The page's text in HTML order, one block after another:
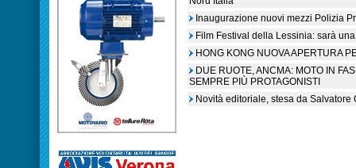
Inaugurazione nuovi mezzi Polizia
Film Festival della Lessinia: sarà
HONG KONG NUOVA APERTURA
DUE RUOTE, ANCMA: MOTO IN
SEMPRE PIÙ PROTAGONISTI
Novità editoriale, stesa da Salvatore